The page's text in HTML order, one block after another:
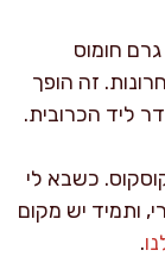
מוסיפים 150 גרם חומוס
10 הדקות האחרונות. זה הופך
ליד הכרובית.
כשבא לי
ותמיד יש מקום
.